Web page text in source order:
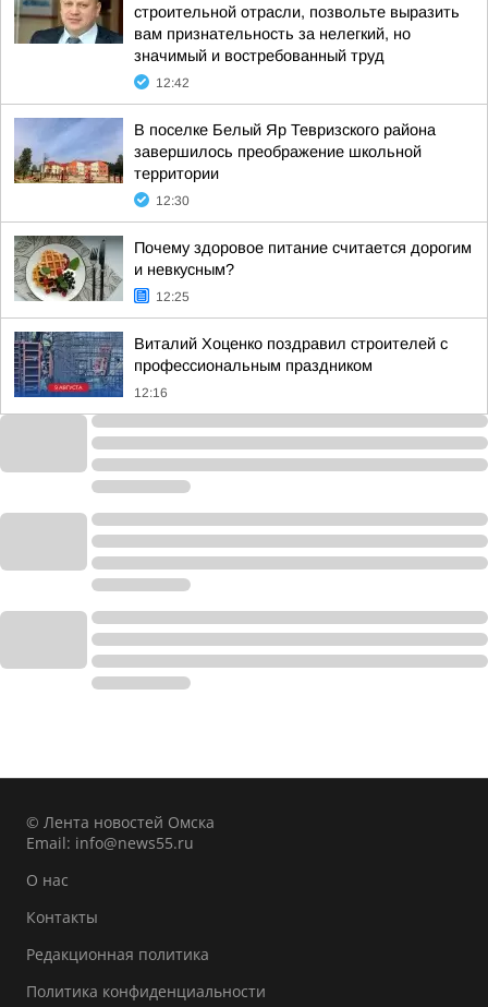
строительной отрасли, позвольте выразить
вам признательность за нелегкий, но
значимый и востребованный труд
12:42
В поселке Белый Яр Тевризского района
завершилось преображение школьной
территории
12:30
Почему здоровое питание считается дорогим
и невкусным?
12:25
Виталий Хоценко поздравил строителей с
профессиональным праздником
12:16
© Лента новостей Омска
Email: info@news55.ru
О нас
Контакты
Редакционная политика
Политика конфиденциальности